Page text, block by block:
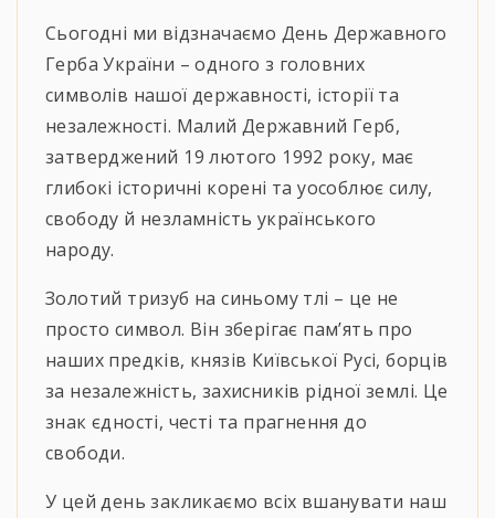
Сьогодні ми відзначаємо День Державного
Герба України – одного з головних
символів нашої державності, історії та
незалежності. Малий Державний Герб,
затверджений 19 лютого 1992 року, має
глибокі історичні корені та уособлює силу,
свободу й незламність українського
народу.
Золотий тризуб на синьому тлі – це не
просто символ. Він зберігає пам’ять про
наших предків, князів Київської Русі, борців
за незалежність, захисників рідної землі. Це
знак єдності, честі та прагнення до
свободи.
У цей день закликаємо всіх вшанувати наш